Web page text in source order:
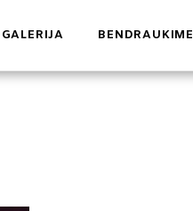
GALERIJA BENDRAUKIME